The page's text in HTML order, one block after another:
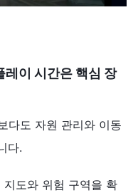
레이 시간은 핵심 장
다도 자원 관리와 이동
다.
도와 위험 구역을 확